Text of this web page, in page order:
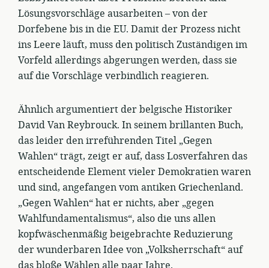
Lösungsvorschläge ausarbeiten – von der
Dorfebene bis in die EU. Damit der Prozess nicht
ins Leere läuft, muss den politisch Zuständigen im
Vorfeld allerdings abgerungen werden, dass sie
auf die Vorschläge verbindlich reagieren.
Ähnlich argumentiert der belgische Historiker
David Van Reybrouck. In seinem brillanten Buch,
das leider den irreführenden Titel „Gegen
Wahlen“ trägt, zeigt er auf, dass Losverfahren das
entscheidende Element vieler Demokratien waren
und sind, angefangen vom antiken Griechenland.
„Gegen Wahlen“ hat er nichts, aber „gegen
Wahlfundamentalismus“, also die uns allen
kopfwäschenmäßig beigebrachte Reduzierung
der wunderbaren Idee von „Volksherrschaft“ auf